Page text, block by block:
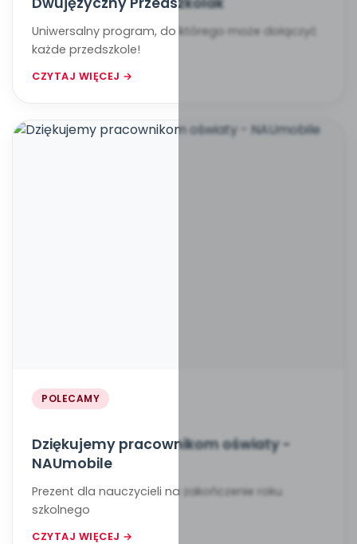
Uniwersalny program, do którego może dołączyć
każde przedszkole!
CZYTAJ WIĘCEJ →
POLECAMY
Dziękujemy pracownikom oświaty -
NAUmobile
Prezent dla nauczycieli na zakończenie roku
szkolnego
CZYTAJ WIĘCEJ →